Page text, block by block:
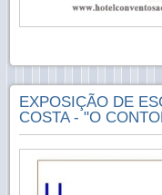
EXPOSIÇÃO DE
COSTA - "O